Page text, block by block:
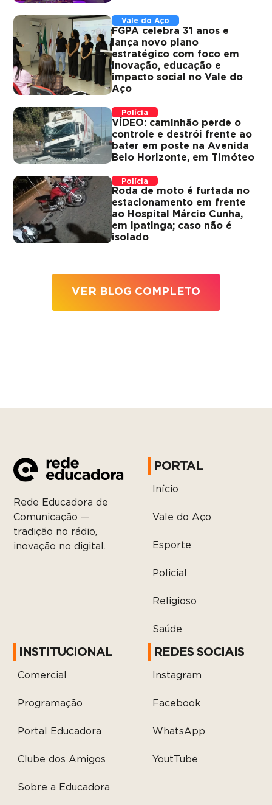
Vale do Aço
FGPA celebra 31 anos e
lança novo plano
estratégico com foco em
inovação, educação e
impacto social no Vale do
Aço
Polícia
VÍDEO: caminhão perde o
controle e destrói frente ao
bater em poste na Avenida
Belo Horizonte, em Timóteo
Polícia
Roda de moto é furtada no
estacionamento em frente
ao Hospital Márcio Cunha,
em Ipatinga; caso não é
isolado
VER BLOG COMPLETO
Rede Educadora de
Comunicação —
tradição no rádio,
inovação no digital.
PORTAL
Início
Vale do Aço
Esporte
Policial
Religioso
Saúde
INSTITUCIONAL
Comercial
Programação
Portal Educadora
Clube dos Amigos
Sobre a Educadora
REDES SOCIAIS
Instagram
Facebook
WhatsApp
YoutTube